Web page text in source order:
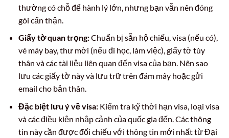
thường có chỗ để hành lý lớn, nhưng bạn vẫn nên đóng
gói cẩn thận.
Giấy tờ quan trọng:Chuẩn bị sẵn hộ chiếu, visa (nếu có),
vé máy bay, thư mời (nếu đi học, làm việc), giấy tờ tùy
thân và các tài liệu liên quan đến visa của bạn. Nên sao
lưu các giấy tờ này và lưu trữ trên đám mây hoặc gửi
email cho bản thân.
Đặc biệt lưu ý về visa:Kiểm tra kỹ thời hạn visa, loại visa
và các điều kiện nhập cảnh của quốc gia đến. Các thông
tin này cần được đối chiếu với thông tin mới nhất từ Đại